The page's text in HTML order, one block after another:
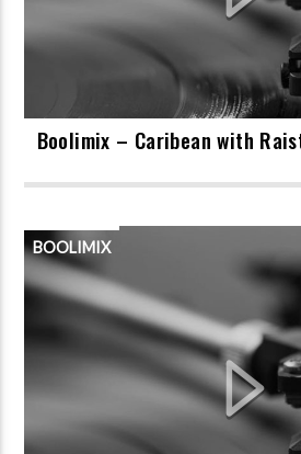
Boolimix – Caribean with
BOOLIMIX